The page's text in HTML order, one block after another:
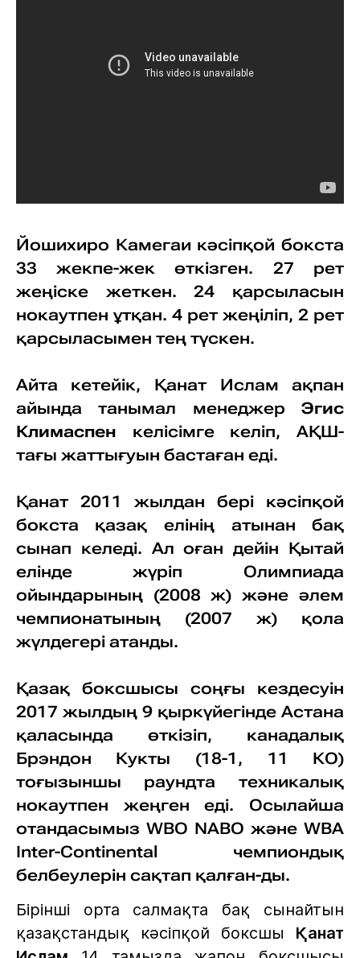
Йошихиро Камегаи кәсіпқой бокста
33 жекпе-жек өткізген. 27 рет
жеңіске жеткен. 24 қарсыласын
нокаутпен ұтқан. 4 рет жеңіліп, 2 рет
қарсыласымен тең түскен.
Айта кетейік, Қанат Ислам ақпан
айында танымал менеджерЭгис
Климаспен келісімге келіп, АҚШ-
тағы жаттығуын бастаған еді.
Қанат 2011 жылдан бері кәсіпқой
бокста қазақ елінің атынан бақ
сынап келеді. Ал оған дейін Қытай
елінде жүріп Олимпиада
ойындарының (2008 ж) және әлем
чемпионатының (2007 ж) қола
жүлдегері атанды.
Қазақ боксшысы соңғы кездесуін
2017 жылдың 9 қыркүйегінде Астана
қаласында өткізіп, канадалық
Брэндон Кукты (18-1, 11 КО)
тоғызыншы раундта техникалық
нокаутпен жеңген еді. Осылайша
отандасымыз WBO NABO және WBA
Inter-Continental чемпиондық
белбеулерін сақтап қалған-ды.
Бірінші орта салмақта бақ сынайтын
қазақстандық кәсіпқой боксшы Қанат